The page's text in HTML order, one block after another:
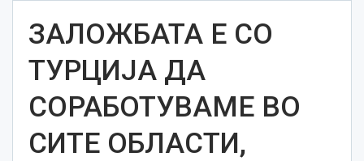
ЗАЛОЖБАТА Е СО
ТУРЦИЈА ДА
СОРАБОТУВАМЕ ВО
СИТЕ ОБЛАСТИ,